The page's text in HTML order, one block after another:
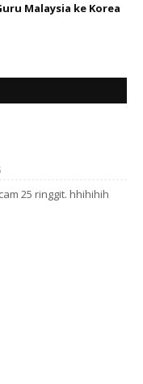
Malaysia ke Korea
25 ringgit. hhihihih